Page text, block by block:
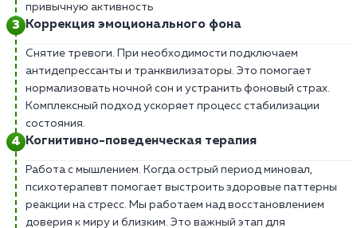
привычную активность
Коррекция эмоционального фона
Снятие тревоги. При необходимости подключаем
антидепрессанты и транквилизаторы. Это помогает
нормализовать ночной сон и устранить фоновый страх.
Комплексный подход ускоряет процесс стабилизации
состояния.
Когнитивно-поведенческая терапия
Работа с мышлением. Когда острый период миновал,
психотерапевт помогает выстроить здоровые паттерны
реакции на стресс. Мы работаем над восстановлением
доверия к миру и близким. Это важный этап для